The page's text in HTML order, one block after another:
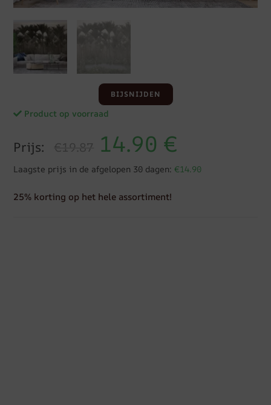
BIJSNIJDEN
Product op voorraad
Prijs: €19.87 14.90 €
Laagste prijs in de afgelopen 30 dagen: €14.90
25% korting op het hele assortiment!